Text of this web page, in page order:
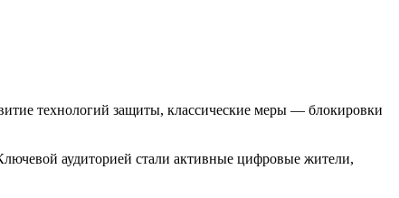
технологий защиты, классические меры — блокировки
аудиторией стали активные цифровые жители,